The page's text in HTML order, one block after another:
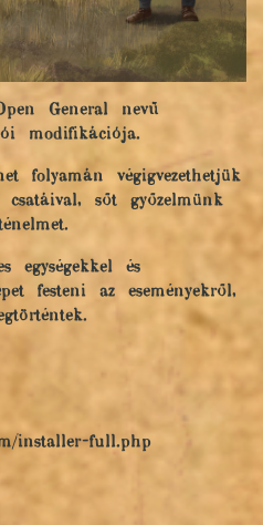
General nevű
modifikációja.
folyamán végigvezethetjük
sőt győzelmünk
egységekkel és
festeni az eseményekről,
installer-full.php